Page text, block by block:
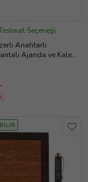
Seçeneği
Anahtarlı
Ajanda ve Kalem
(Kahverengi)